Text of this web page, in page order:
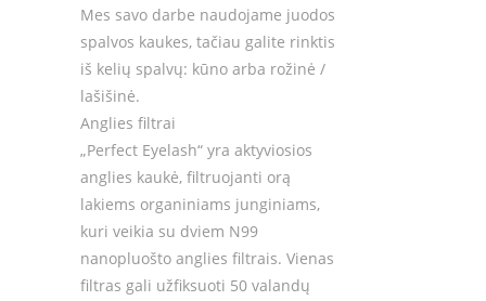
Mes savo darbe naudojame juodos
spalvos kaukes, tačiau galite rinktis
iš kelių spalvų: kūno arba rožinė /
lašišinė.
Anglies filtrai
„Perfect Eyelash“ yra aktyviosios
anglies kaukė, filtruojanti orą
lakiems organiniams junginiams,
kuri veikia su dviem N99
nanopluošto anglies filtrais. Vienas
filtras gali užfiksuoti 50 valandų